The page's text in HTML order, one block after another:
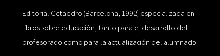
Editorial Octaedro (Barcelona, 1992) especializada en
libros sobre educación, tanto para el desarrollo del
profesorado como para la actualización del alumnado.